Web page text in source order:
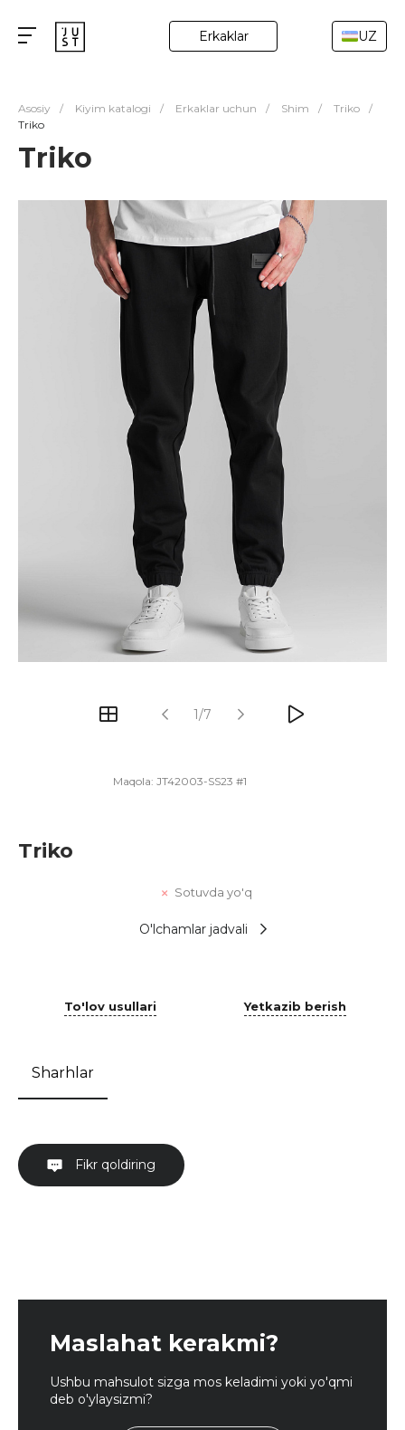
Erkaklar UZ
Asosiy / Kiyim katalogi / Erkaklar uchun / Shim / Triko
/
Triko
Triko
1/7
Maqola: JT42003-SS23 #1
Triko
Sotuvda yo'q
O'lchamlar jadvali
To'lov usullari Yetkazib berish
Sharhlar
Fikr qoldiring
Maslahat kerakmi?
Ushbu mahsulot sizga mos keladimi yoki yo'qmi
deb o'ylaysizmi?